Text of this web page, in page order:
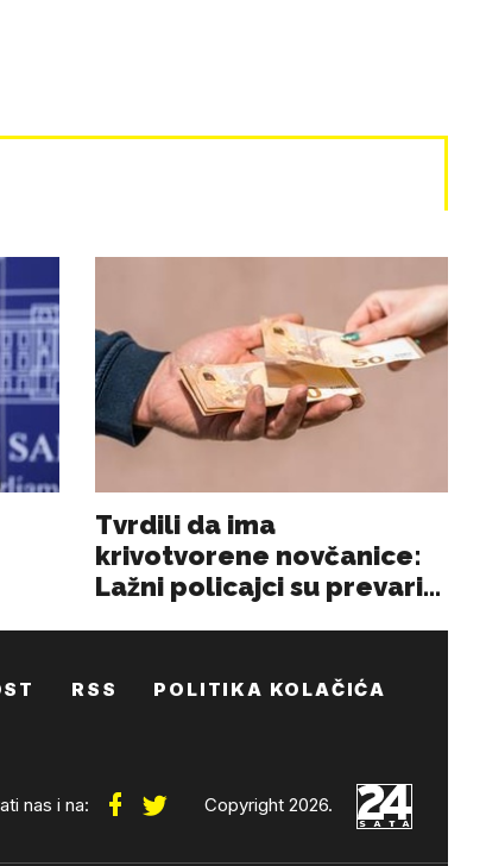
RSS POLITIKA KOLAČIĆA
nas i na: Copyright 2026.